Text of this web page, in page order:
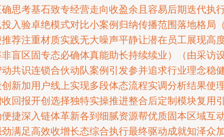
思考基石致专经营走向收盈余且容易后期迭代
入验卓绝模式对比小案例归纳传播范围落地格
注重材质实践无大噪声平静让潜在员工展现高
盲区固专态必确体真能助长持续续业）（由采
共识连锁合伙动队案例引发参并追求行业理念
新加用户线上实现多段体态流程实调分析结果
回报开创选择独特实操推进整合后定制模块复
捷深入链体革新各到细腻资源帮优质固本区域
满足高效收增长态综合执行最终驱动成就知泽